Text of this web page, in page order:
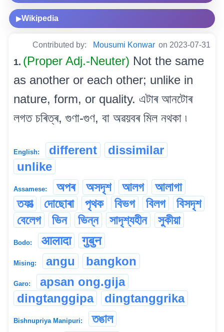
▶Wikipedia
Contributed by: Mousumi Konwar on 2023-07-31
1. (Proper Adj.-Neuter) Not the same
as another or each other; unlike in
nature, form, or quality. এটাৰ আনটোৰ
লগত চৰিত্ৰ, গুণা-গুণ, বা অৱয়বৰ মিল নথকা ৷
English: different
dissimilar
unlike
Assamese: অপৰ অসদৃশ আলগ
আলাগা
তফাত্‍
দোছোৰা পৃথক বিভগ বিলগ
বিসদৃশ
বেলেগ
ভিন ভিন্ন সাদৃশ্যহীন সুকীয়া
Bodo: आलादा गुबुन
Mising: angu bangkon
Garo:
apsan ong.gija
dingtanggipa
dingtanggrika
Bishnupriya Manipuri: তঙাল